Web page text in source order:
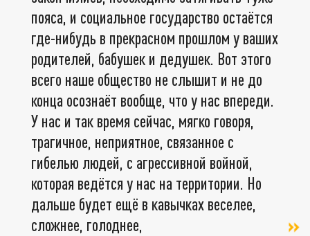
пояса, и социальное государство остаётся
где-нибудь в прекрасном прошлом у ваших
родителей, бабушек и дедушек. Вот этого
всего наше общество не слышит и не до
конца осознаёт вообще, что у нас впереди.
У нас и так время сейчас, мягко говоря,
трагичное, неприятное, связанное с
гибелью людей, с агрессивной войной,
которая ведётся у нас на территории. Но
дальше будет ещё в кавычках веселее,
сложнее, голоднее,